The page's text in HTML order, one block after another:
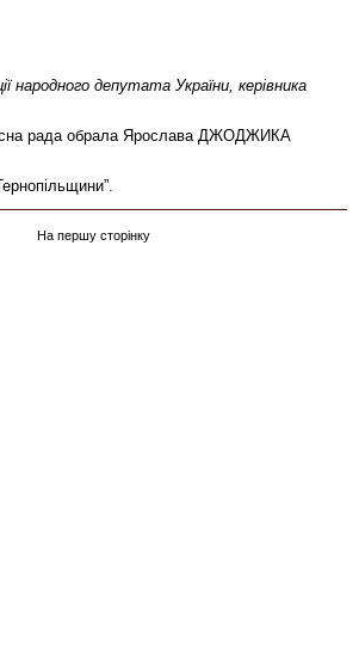
народного депутата України, керівника
рада обрала Ярослава ДЖОДЖИКА
На першу сторінку